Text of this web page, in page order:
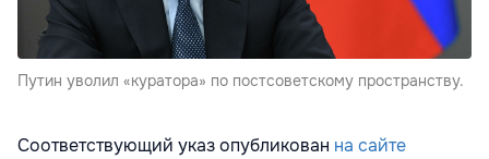
Путин уволил «куратора» по постсоветскому пространству.
Соответствующий указ опубликован на сайте